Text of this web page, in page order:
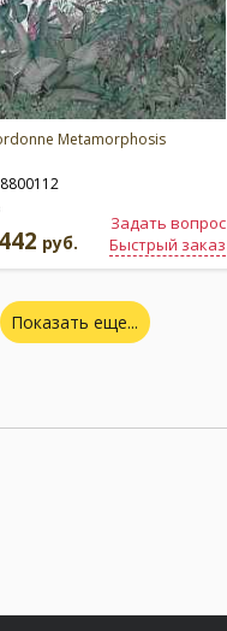
Metamorphosis
8800112
Задать вопрос
Быстрый заказ
руб.
Показать еще...